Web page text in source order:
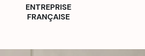
ENTREPRISE
FRANÇAISE